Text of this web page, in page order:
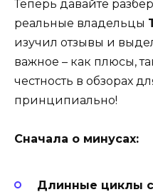
Теперь давайте
реальные владельцы
изучил отзывы и
важное – как плюсы,
честность в обзорах
принципиально!
Сначала о минусах:
Длинные циклы